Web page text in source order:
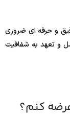
و حرفه ای ضروری
و تعهد به شفافیت